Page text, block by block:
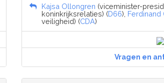
Kajsa Ollongren (viceminister-
koninkrijksrelaties) (D66), Ferdinand
veiligheid) (CDA)
Vragen en